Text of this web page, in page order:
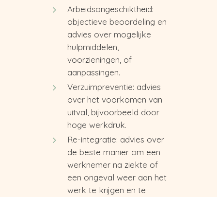
Arbeidsongeschiktheid:
objectieve beoordeling en
advies over mogelijke
hulpmiddelen,
voorzieningen, of
aanpassingen.
Verzuimpreventie: advies
over het voorkomen van
uitval, bijvoorbeeld door
hoge werkdruk.
Re-integratie: advies over
de beste manier om een
werknemer na ziekte of
een ongeval weer aan het
werk te krijgen en te